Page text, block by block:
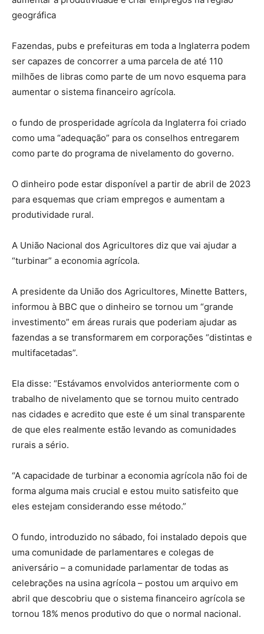
geográfica
Fazendas, pubs e prefeituras em toda a Inglaterra podem
ser capazes de concorrer a uma parcela de até 110
milhões de libras como parte de um novo esquema para
aumentar o sistema financeiro agrícola.
o fundo de prosperidade agrícola da Inglaterra foi criado
como uma “adequação” para os conselhos entregarem
como parte do programa de nivelamento do governo.
O dinheiro pode estar disponível a partir de abril de 2023
para esquemas que criam empregos e aumentam a
produtividade rural.
A União Nacional dos Agricultores diz que vai ajudar a
“turbinar” a economia agrícola.
A presidente da União dos Agricultores, Minette Batters,
informou à BBC que o dinheiro se tornou um “grande
investimento” em áreas rurais que poderiam ajudar as
fazendas a se transformarem em corporações “distintas e
multifacetadas”.
Ela disse: “Estávamos envolvidos anteriormente com o
trabalho de nivelamento que se tornou muito centrado
nas cidades e acredito que este é um sinal transparente
de que eles realmente estão levando as comunidades
rurais a sério.
“A capacidade de turbinar a economia agrícola não foi de
forma alguma mais crucial e estou muito satisfeito que
eles estejam considerando esse método.”
O fundo, introduzido no sábado, foi instalado depois que
uma comunidade de parlamentares e colegas de
aniversário – a comunidade parlamentar de todas as
celebrações na usina agrícola – postou um arquivo em
abril que descobriu que o sistema financeiro agrícola se
tornou 18% menos produtivo do que o normal nacional.